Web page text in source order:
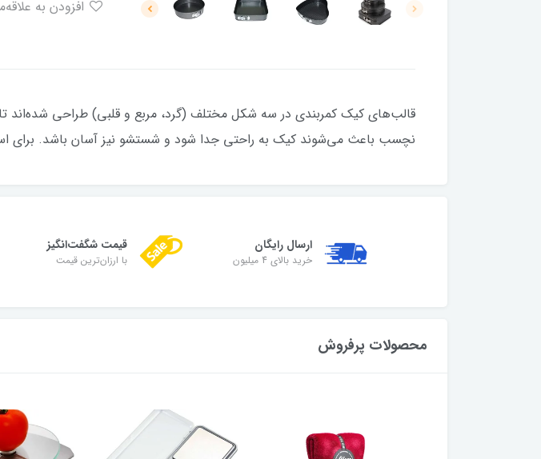
قالب‌های کیک کمربندی در سه شکل مختلف (گرد، مربع و قلبی) طراحی شده‌اند
نچسب باعث می‌شوند کیک به راحتی جدا شود و شستشو نیز آسان باشد. برای
ارسال رایگان
خرید بالای 4 میلیون
قیمت شگفت‌انگیز
با ارزان‌ترین قیمت
محصولات پرفروش